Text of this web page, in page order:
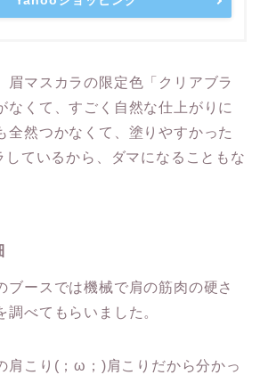
眉マスカラの限定色「クリアブラ
なくて、すごく自然な仕上がりに
全然つかなくて、塗りやすかった
しているから、ダマになることもな
ブースでは機械で肩の筋肉の硬さ
調べてもらいました。
肩こり(；ω；)肩こりだから分かっ